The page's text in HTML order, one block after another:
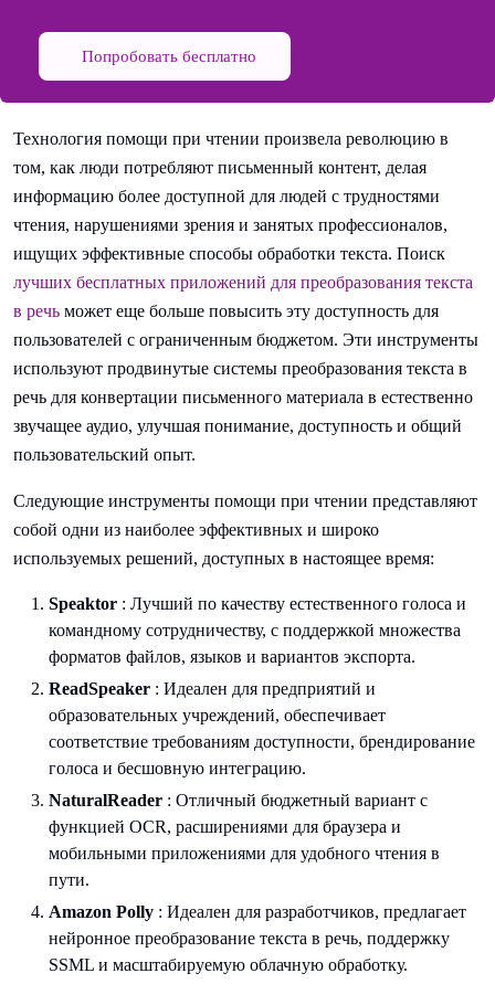
Попробовать бесплатно
Технология помощи при чтении произвела революцию в
том, как люди потребляют письменный контент, делая
информацию более доступной для людей с трудностями
чтения, нарушениями зрения и занятых профессионалов,
ищущих эффективные способы обработки текста. Поиск
лучших бесплатных приложений для преобразования текста
в речь может еще больше повысить эту доступность для
пользователей с ограниченным бюджетом. Эти инструменты
используют продвинутые системы преобразования текста в
речь для конвертации письменного материала в естественно
звучащее аудио, улучшая понимание, доступность и общий
пользовательский опыт.
Следующие инструменты помощи при чтении представляют
собой одни из наиболее эффективных и широко
используемых решений, доступных в настоящее время:
Speaktor : Лучший по качеству естественного голоса и
командному сотрудничеству, с поддержкой множества
форматов файлов, языков и вариантов экспорта.
ReadSpeaker : Идеален для предприятий и
образовательных учреждений, обеспечивает
соответствие требованиям доступности, брендирование
голоса и бесшовную интеграцию.
NaturalReader : Отличный бюджетный вариант с
функцией OCR, расширениями для браузера и
мобильными приложениями для удобного чтения в
пути.
Amazon Polly : Идеален для разработчиков, предлагает
нейронное преобразование текста в речь, поддержку
SSML и масштабируемую облачную обработку.